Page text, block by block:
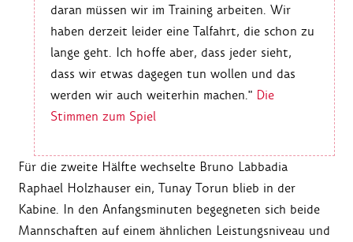
daran müssen wir im Training arbeiten. Wir
haben derzeit leider eine Talfahrt, die schon zu
lange geht. Ich hoffe aber, dass jeder sieht,
dass wir etwas dagegen tun wollen und das
werden wir auch weiterhin machen." Die
Stimmen zum Spiel
Für die zweite Hälfte wechselte Bruno Labbadia
Raphael Holzhauser ein, Tunay Torun blieb in der
Kabine. In den Anfangsminuten begegneten sich beide
Mannschaften auf einem ähnlichen Leistungsniveau und